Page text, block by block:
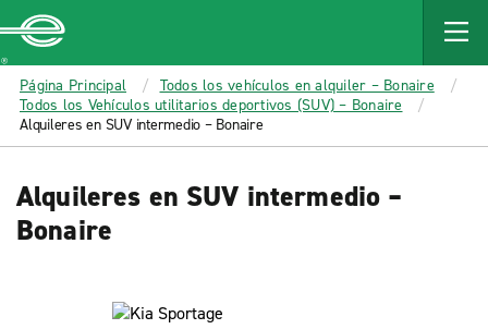
MAIN
CONTENT
Enterprise
Página Principal
Todos los vehículos en alquiler – Bonaire
Todos los Vehículos utilitarios deportivos (SUV) – Bonaire
Alquileres en SUV intermedio – Bonaire
Alquileres en SUV intermedio –
Bonaire